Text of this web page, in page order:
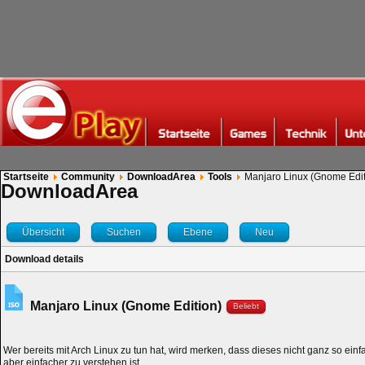
Startseite Community DownloadArea Tools Manjaro Linux (Gnome
DownloadArea
Übersicht Suchen Ebene Neu
Download details
Manjaro Linux (Gnome Edition) Beliebt
Wer bereits mit Arch Linux zu tun hat, wird merken, dass dieses nicht ganz so
aber einfacher zu verstehen ist.